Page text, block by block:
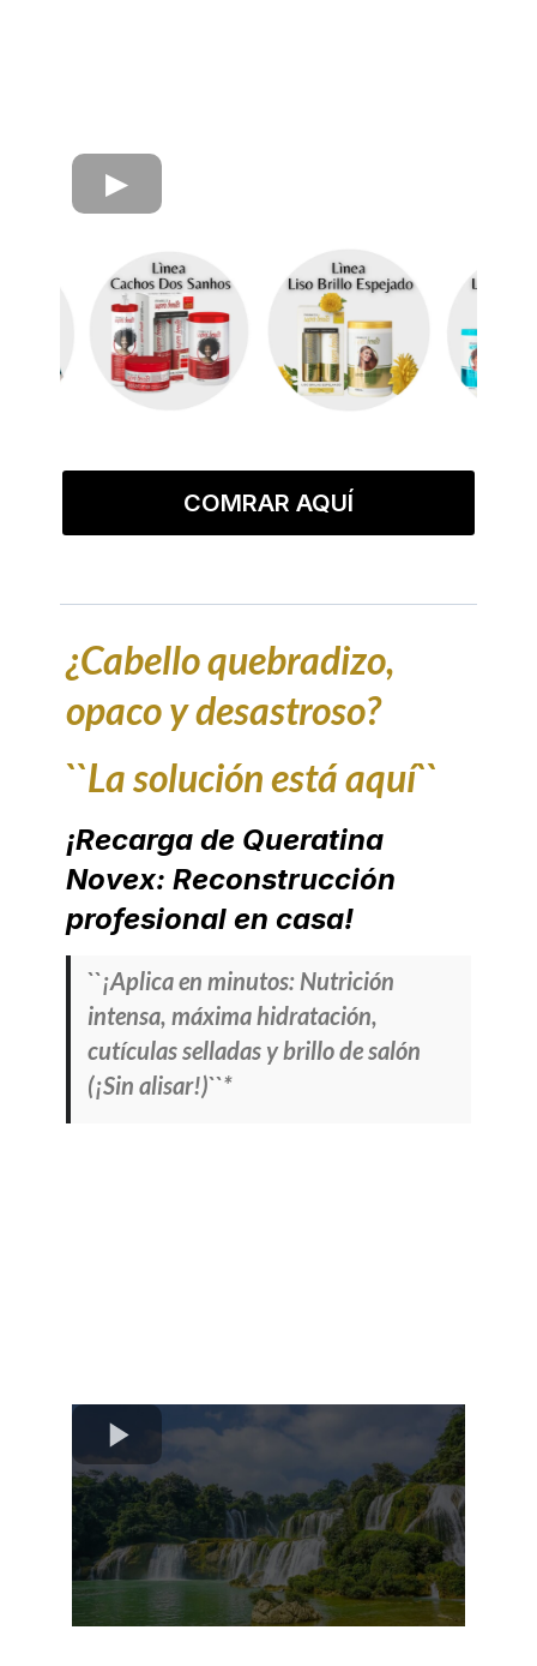
COMRAR AQUÍ
¿Cabello quebradizo,
opaco y desastroso?
``La solución está aquí``
¡Recarga de Queratina
Novex: Reconstrucción
profesional en casa!
``¡Aplica en minutos: Nutrición
intensa, máxima hidratación,
cutículas selladas y brillo de salón
(¡Sin alisar!)``*